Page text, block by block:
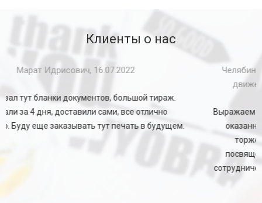
Клиенты о нас
Челябинское областное общественно-социальное
Выражаем благодарность коллективу типографии "ВК" за
оказанную поддержку в организации и проведении
посвященных 1 сентября - Дню знаний, постоянное
сотрудничество и высокую социальную ответственность.